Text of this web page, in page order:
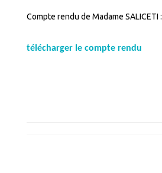
Compte rendu de Madame SALICETI :
télécharger le compte rendu